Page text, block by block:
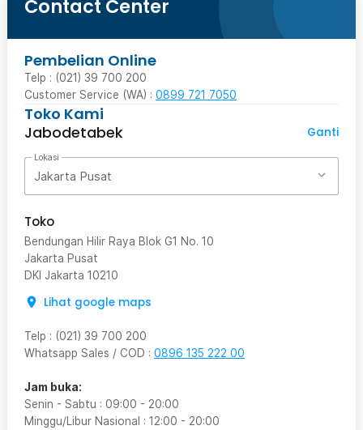
Contact Center
Pembelian Online
Telp : (021) 39 700 200
Customer Service (WA) : 0899 721 7050
Toko Kami
Jabodetabek
Ganti
Lokasi
Jakarta Pusat
Toko
Bendungan Hilir Raya Blok G1 No. 10
Jakarta Pusat
DKI Jakarta 10210
Lihat google maps
Telp : (021) 39 700 200
Whatsapp Sales / COD : 0896 135 222 00
Jam buka:
Senin - Sabtu : 09:00 - 20:00
Minggu/Libur Nasional : 12:00 - 20:00